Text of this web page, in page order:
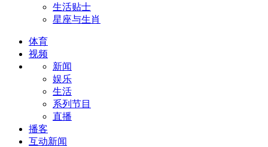
生活贴士
星座与生肖
体育
视频
新闻
娱乐
生活
系列节目
直播
播客
互动新闻